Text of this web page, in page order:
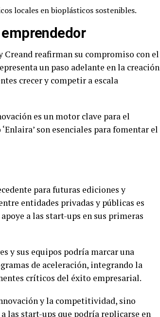
locales en bioplásticos sostenibles.
Creand reafirman su compromiso con el
un paso adelante en la creación
crecer y competir a escala
es un motor clave para el
son esenciales para fomentar el
para futuras ediciones y
entidades privadas y públicas es
a las start-ups en sus primeras
y sus equipos podría marcar una
de aceleración, integrando la
críticos del éxito empresarial.
y la competitividad, sino
las start-ups que podría replicarse en